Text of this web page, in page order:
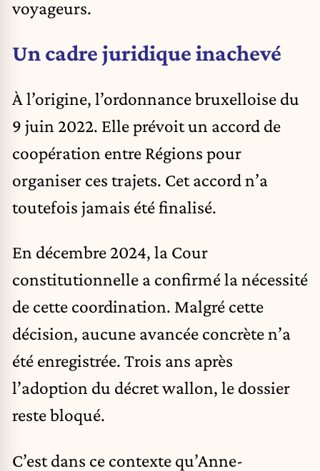
voyageurs.
Un cadre juridique inachevé
À l’origine, l’ordonnance bruxelloise du
9 juin 2022. Elle prévoit un accord de
coopération entre Régions pour
organiser ces trajets. Cet accord n’a
toutefois jamais été finalisé.
En décembre 2024, la Cour
constitutionnelle a confirmé la nécessité
de cette coordination. Malgré cette
décision, aucune avancée concrète n’a
été enregistrée. Trois ans après
l’adoption du décret wallon, le dossier
reste bloqué.
C’est dans ce contexte qu’Anne-